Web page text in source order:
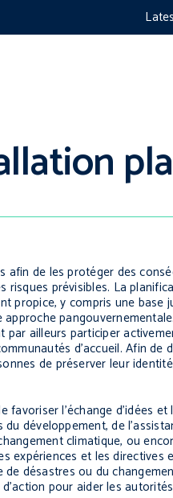
afin de les protéger des
prévisibles. La
propice, y compris une base
par ailleurs participer
d’accueil. Afin de
de préserver leur
l’échange d’idées et
développement, de
climatique, ou
expériences et les directives
désastres ou du
pour aider les